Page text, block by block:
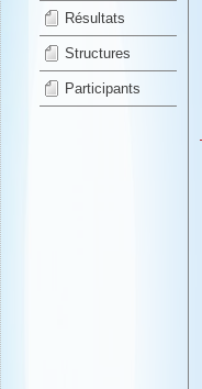
Résultats
Structures
Participants